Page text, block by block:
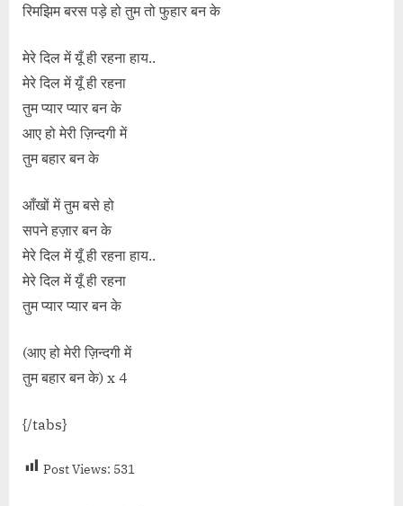
रिमझिम बरस पड़े हो तुम तो फुहार बन के
मेरे दिल में यूँ ही रहना हाय..
मेरे दिल में यूँ ही रहना
तुम प्यार प्यार बन के
आए हो मेरी ज़िन्दगी में
तुम बहार बन के
आँखों में तुम बसे हो
सपने हज़ार बन के
मेरे दिल में यूँ ही रहना हाय..
मेरे दिल में यूँ ही रहना
तुम प्यार प्यार बन के
(आए हो मेरी ज़िन्दगी में
तुम बहार बन के) x 4
{/tabs}
Post Views: 531